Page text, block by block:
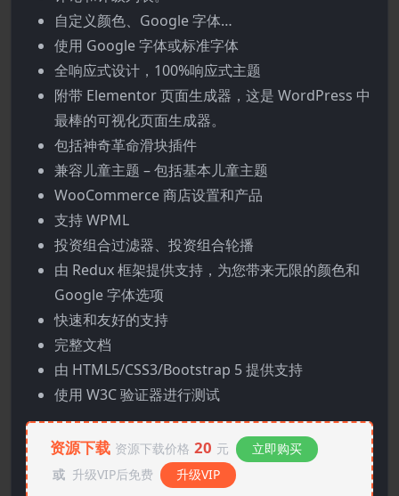
自定义颜色、Google 字体…
使用 Google 字体或标准字体
全响应式设计，100%响应式主题
附带 Elementor 页面生成器，这是 WordPress 中
最棒的可视化页面生成器。
包括神奇革命滑块插件
兼容儿童主题 – 包括基本儿童主题
WooCommerce 商店设置和产品
支持 WPML
投资组合过滤器、投资组合轮播
由 Redux 框架提供支持，为您带来无限的颜色和
Google 字体选项
快速和友好的支持
完整文档
由 HTML5/CSS3/Bootstrap 5 提供支持
使用 W3C 验证器进行测试
资源下载 资源下载价格 20 元
立即购买
或 升级VIP后免费 升级VIP